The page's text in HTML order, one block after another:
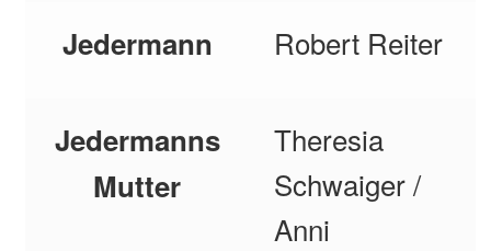
Jedermann Robert Reiter
Jedermanns
Mutter
Theresia
Schwaiger /
Anni